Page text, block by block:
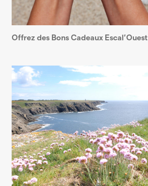
Offrez des Bons Cadeaux Escal’Ouest